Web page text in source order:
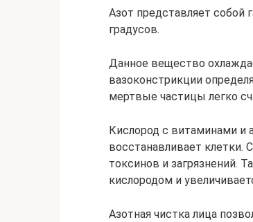
Азот представляет собой
градусов.
Данное вещество
вазоконстрикции
мертвые частицы легко
Кислород с витаминами и
восстанавливает
токсинов и загрязнений.
кислородом и
Азотная чистка лица